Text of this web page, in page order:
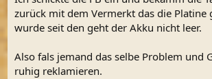
zurück mit dem Vermerkt das die Platine
wurde seit den geht der Akku nicht leer.
Also fals jemand das selbe Problem und
ruhig reklamieren.